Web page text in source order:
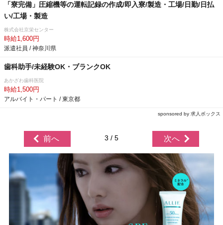
「寮完備」圧縮機等の運転記録の作成/即入寮/製造・工場/日勤/日払
い/工場・製造
株式会社京栄センター
時給1,600円
派遣社員 / 神奈川県
歯科助手/未経験OK・ブランクOK
あかざわ歯科医院
時給1,500円
アルバイト・パート / 東京都
sponsored by 求人ボックス
前へ 3 / 5 次へ